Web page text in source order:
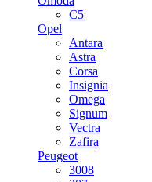
C5
Opel
Antara
Astra
Corsa
Insignia
Omega
Signum
Vectra
Zafira
Peugeot
3008